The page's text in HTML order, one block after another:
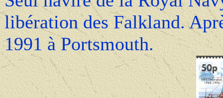
libération des Falkland.
1991 à Portsmouth.